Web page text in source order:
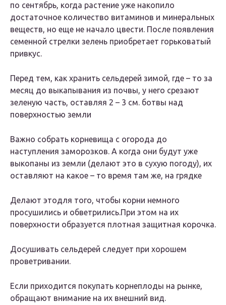
по сентябрь, когда растение уже накопило
достаточное количество витаминов и минеральных
веществ, но еще не начало цвести. После появления
семенной стрелки зелень приобретает горьковатый
привкус.
Перед тем, как хранить сельдерей зимой, где – то за
месяц до выкапывания из почвы, у него срезают
зеленую часть, оставляя 2 – 3 см. ботвы над
поверхностью земли
Важно собрать корневища с огорода до
наступления заморозков. А когда они будут уже
выкопаны из земли (делают это в сухую погоду), их
оставляют на какое – то время там же, на грядке
Делают этодля того, чтобы корни немного
просушились и обветрились.При этом на их
поверхности образуется плотная защитная корочка.
Досушивать сельдерей следует при хорошем
проветривании.
Если приходится покупать корнеплоды на рынке,
обращают внимание на их внешний вид.